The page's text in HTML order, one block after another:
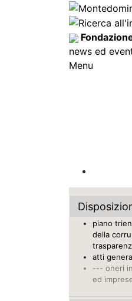
news ed
Menu
piano
della
atti
--- oneri
ed